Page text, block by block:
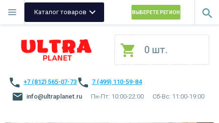
Каталог товаров ВЫБЕРЕТЕ РЕГИОН
0 шт.
+7 (812) 565-07-73
7 (499) 110-59-84
info@ultraplanet.ru
Пн-Пт: 10:00-22:00 Сб-Вс: 11:00-19:00